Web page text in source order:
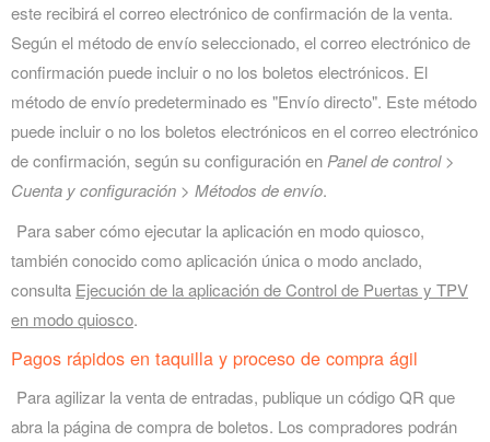
este recibirá el correo electrónico de confirmación de la venta.
Según el método de envío seleccionado, el correo electrónico de
confirmación puede incluir o no los boletos electrónicos. El
método de envío predeterminado es "Envío directo". Este método
puede incluir o no los boletos electrónicos en el correo electrónico
de confirmación, según su configuración en Panel de control >
Cuenta y configuración > Métodos de envío.
Para saber cómo ejecutar la aplicación en modo quiosco,
también conocido como aplicación única o modo anclado,
consulta Ejecución de la aplicación de Control de Puertas y TPV
en modo quiosco.
Pagos rápidos en taquilla y proceso de compra ágil
Para agilizar la venta de entradas, publique un código QR que
abra la página de compra de boletos. Los compradores podrán